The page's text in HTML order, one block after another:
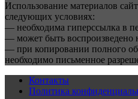
Использование материалов
следующих условиях:
— необходима гиперссылка в
— может быть воспроизведено
— при копировании полного
необходимо письменное
Контакты
Политика